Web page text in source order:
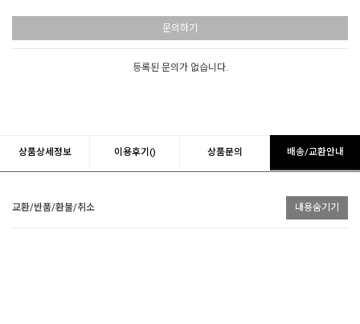
문의하기
등록된 문의가 없습니다.
상품상세정보 이용후기() 상품문의 배송/교환안내
교환/반품/환불/취소 내용숨기기